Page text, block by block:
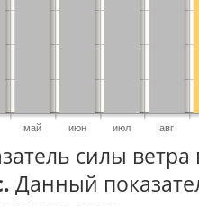
май июн июл авг
силы ветра
Данный